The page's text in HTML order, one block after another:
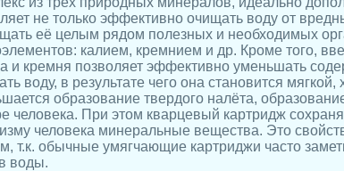
не только эффективно очищать воду от
её целым рядом полезных и необходимых
калием, кремнием и др. Кроме того,
и кремня позволяет эффективно уменьшать
воду, в результате чего она становится
образование твердого налёта,
человека. При этом кварцевый картридж
человека минеральные вещества. Это
т.к. обычные умягчающие картриджи часто
воды.